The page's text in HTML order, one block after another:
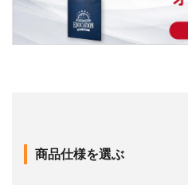
商品仕様を選ぶ